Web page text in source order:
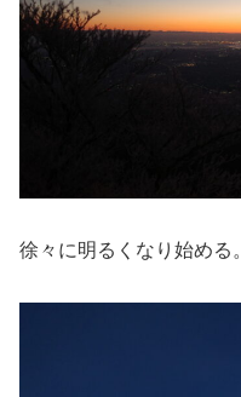
徐々に明るくなり始める。